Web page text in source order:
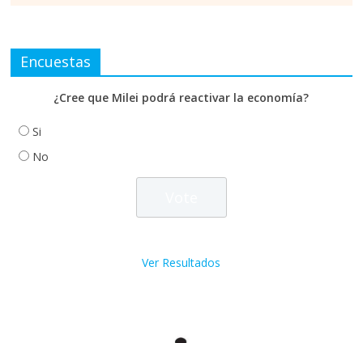
Encuestas
¿Cree que Milei podrá reactivar la economía?
Si
No
Ver Resultados